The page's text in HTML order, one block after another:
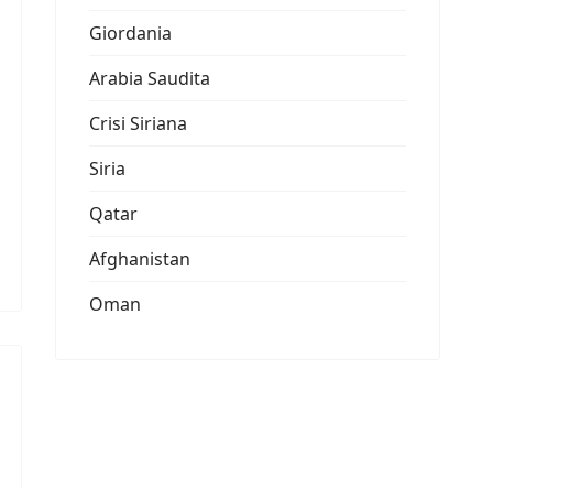
Giordania
Arabia Saudita
Crisi Siriana
Siria
Qatar
Afghanistan
Oman